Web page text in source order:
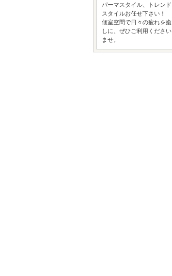
パーマスタイル、トレンド
スタイルお任せ下さい！
個室空間で日々の疲れを癒
しに、ぜひご利用ください
ませ。